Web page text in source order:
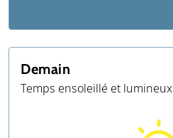
Demain
Temps ensoleillé et lumineux